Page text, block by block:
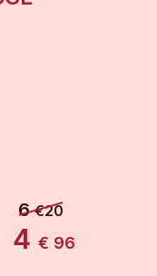
6€20
4€ 96